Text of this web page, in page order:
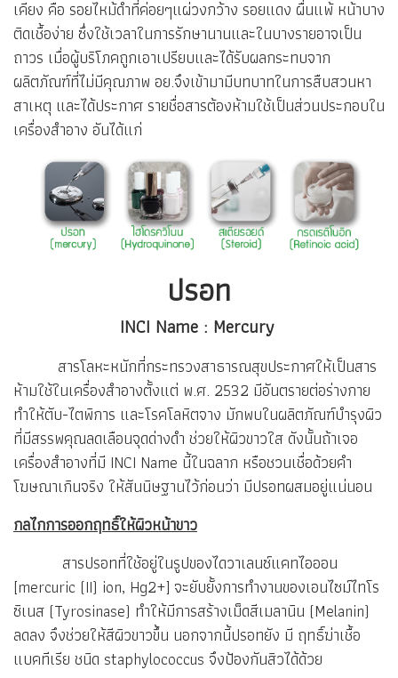
เคียง คือ รอยไหม้ดำที่ค่อยๆแผ่วงกว้าง รอยแดง ผื่นแพ้ หน้าบาง
ติดเชื้อง่าย ซึ่งใช้เวลาในการรักษานานและในบางรายอาจเป็น
ถาวร เมื่อผู้บริโภคถูกเอาเปรียบและได้รับผลกระทบจาก
ผลิตภัณฑ์ที่ไม่มีคุณภาพ อย.จึงเข้ามามีบทบาทในการสืบสวนหา
สาเหตุ และได้ประกาศ รายชื่อสารต้องห้ามใช้เป็นส่วนประกอบใน
เครื่องสำอาง อันได้แก่
ปรอท
INCI Name : Mercury
สารโลหะหนักที่กระทรวงสาธารณสุขประกาศให้เป็นสาร
ห้ามใช้ในเครื่องสำอางตั้งแต่ พ.ศ. 2532 มีอันตรายต่อร่างกาย
ทำให้ตับ-ไตพิการ และโรคโลหิตจาง มักพบในผลิตภัณฑ์บำรุงผิว
ที่มีสรรพคุณลดเลือนจุดด่างดำ ช่วยให้ผิวขาวใส ดังนั้นถ้าเจอ
เครื่องสำอางที่มี INCI Name นี้ในฉลาก หรือชวนเชื่อด้วยคำ
โฆษณาเกินจริง ให้สันนิษฐานไว้ก่อนว่า มีปรอทผสมอยู่แน่นอน
กลไกการออกฤทธิ์ให้ผิวหน้าขาว
สารปรอทที่ใช้อยู่ในรูปของไดวาเลนซ์แคทไอออน
[mercuric (II) ion, Hg2+] จะยับยั้งการทำงานของเอนไซม์ไทโร
ซิเนส (Tyrosinase) ทำให้มีการสร้างเม็ดสีเมลานิน (Melanin)
ลดลง จึงช่วยให้สีผิวขาวขึ้น นอกจากนี้ปรอทยัง มี ฤทธิ์ฆ่าเชื้อ
แบคทีเรีย ชนิด staphylococcus จึงป้องกันสิวได้ด้วย